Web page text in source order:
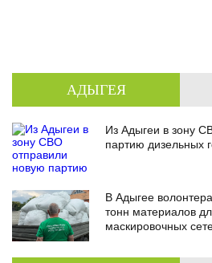
АДЫГЕЯ
Из Адыгеи в зону
партию дизельных
В Адыгее
тонн материалов
маскировочных